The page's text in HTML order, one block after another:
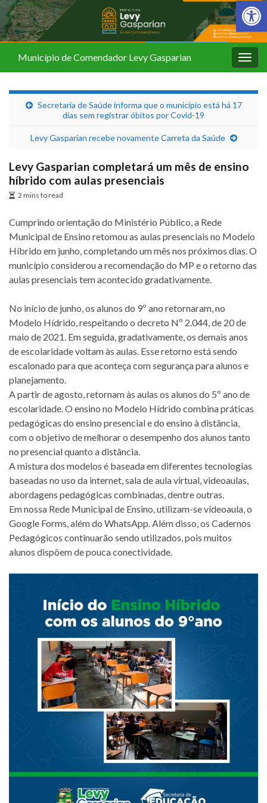
Barra de
Município de Comendador Levy Gasparian
Secretaria de Saúde informa que o município está há 17
dias sem registrar óbitos por Covid-19
Levy Gasparian recebe novamente Carreta da Saúde
Levy Gasparian completará um mês de ensino
híbrido com aulas presenciais
2 mins to read
Cumprindo orientação do Ministério Público, a Rede
Municipal de Ensino retomou as aulas presenciais no Modelo
Híbrido em junho, completando um mês nos próximos dias. O
município considerou a recomendação do MP e o retorno das
aulas presenciais tem acontecido gradativamente.
No início de junho, os alunos do 9º ano retornaram, no
Modelo Hídrido, respeitando o decreto Nº 2.044, de 20 de
maio de 2021. Em seguida, gradativamente, os demais anos
de escolaridade voltam às aulas. Esse retorno está sendo
escalonado para que aconteça com segurança para alunos e
planejamento.
A partir de agosto, retornam às aulas os alunos do 5º ano de
escolaridade. O ensino no Modelo Hídrido combina práticas
pedagógicas do ensino presencial e do ensino à distância,
com o objetivo de melhorar o desempenho dos alunos tanto
no presencial quanto a distância.
A mistura dos modelos é baseada em diferentes tecnologias
baseadas no uso da internet, sala de aula virtual, videoaulas,
abordagens pedagógicas combinadas, dentre outras.
Em nossa Rede Municipal de Ensino, utilizam-se videoaula, o
Google Forms, além do WhatsApp. Além disso, os Cadernos
Pedagógicos continuarão sendo utilizados, pois muitos
alunos dispõem de pouca conectividade.